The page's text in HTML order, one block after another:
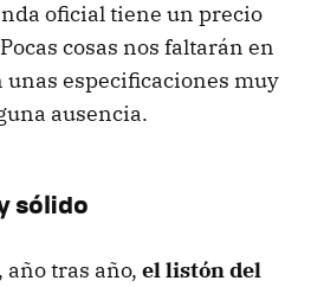
oficial tiene un precio
cosas nos faltarán en
unas especificaciones muy
ausencia.
sólido
año tras año, el listón del